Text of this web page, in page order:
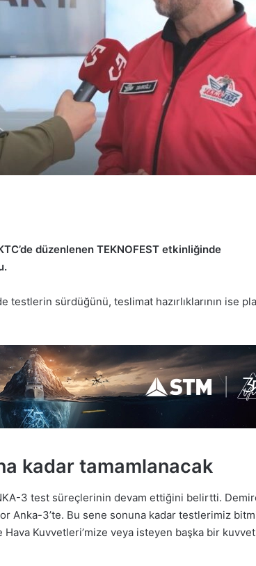
düzenlenen TEKNOFEST etkinliğinde
sürdüğünü, teslimat hazırlıklarının ise
kadar tamamlanacak
3 test süreçlerinin devam ettiğini belirtti.
Anka-3’te. Bu sene sonuna kadar testlerimiz
Kuvvetleri’mize veya isteyen başka bir